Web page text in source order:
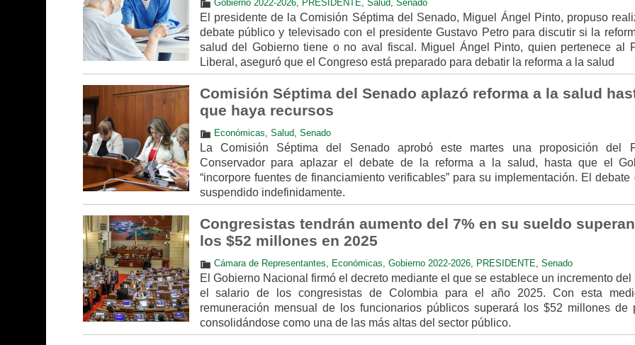
Gobierno 2022-2026, PRESIDENTE, Salud, Senado
El presidente de la Comisión Séptima del Senado, Miguel Ángel Pinto, propuso
debate público y televisado con el presidente Gustavo Petro para discutir si la
salud del Gobierno tiene o no aval fiscal. Miguel Ángel Pinto, quien pertenece al
Liberal, aseguró que el Congreso está preparado para debatir la reforma a la salud
Comisión Séptima del Senado aplazó reforma a la salud
que haya recursos
Económicas, Salud, Senado
La Comisión Séptima del Senado aprobó este martes una proposición del
Conservador para aplazar el debate de la reforma a la salud, hasta que el
“incorpore fuentes de financiamiento verificables” para su implementación. El debate
suspendido indefinidamente.
Congresistas tendrán aumento del 7% en su sueldo
los $52 millones en 2025
Cámara de Representantes, Económicas, Gobierno 2022-2026, PRESIDENTE, Senado
El Gobierno Nacional firmó el decreto mediante el que se establece un incremento del
el salario de los congresistas de Colombia para el año 2025. Con esta
remuneración mensual de los funcionarios públicos superará los $52 millones de
consolidándose como una de las más altas del sector público.